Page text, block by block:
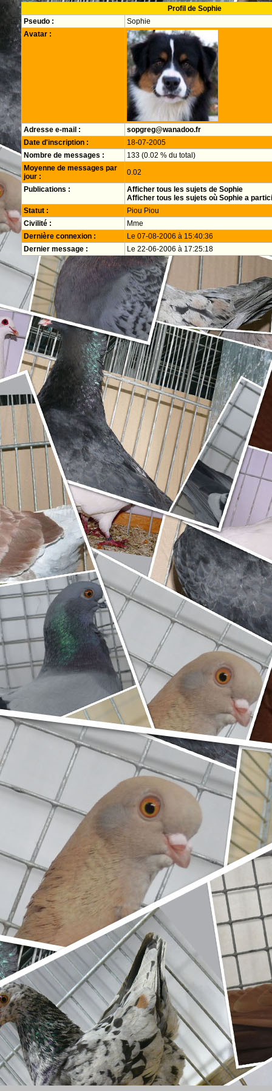
Profil de Sophie
Pseudo :
Sophie
Avatar :
Adresse e-mail :
sopgreg@wanadoo.fr
Date d'inscription :
18-07-2005
Nombre de messages :
133 (0.02 % du total)
Moyenne de messages par
jour :
0.02
Publications :
Afficher tous les sujets de Sophie
Afficher tous les sujets où Sophie a
Statut :
Piou Piou
Civilité :
Mme
Dernière connexion :
Le 07-08-2006 à 15:40:36
Dernier message :
Le 22-06-2006 à 17:25:18